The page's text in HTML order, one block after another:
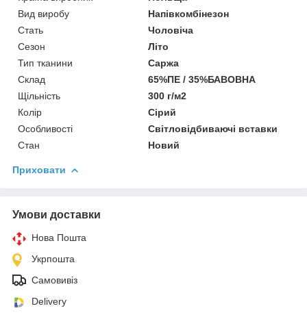
Вид виробу
Напівкомбінезон
Стать
Чоловіча
Сезон
Літо
Тип тканини
Саржа
Склад
65%ПЕ / 35%БАВОВНА
Щільність
300 г/м2
Колір
Сірий
Особливості
Світловідбиваючі вставки
Стан
Новий
Приховати
Умови доставки
Нова Пошта
Укрпошта
Самовивіз
Delivery